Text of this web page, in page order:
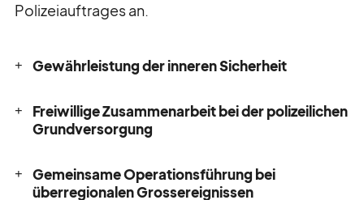
Polizeiauftrages an.
Gewährleistung der inneren Sicherheit
Freiwillige Zusammenarbeit bei der polizeilichen
Grundversorgung
Gemeinsame Operationsführung bei
überregionalen Grossereignissen